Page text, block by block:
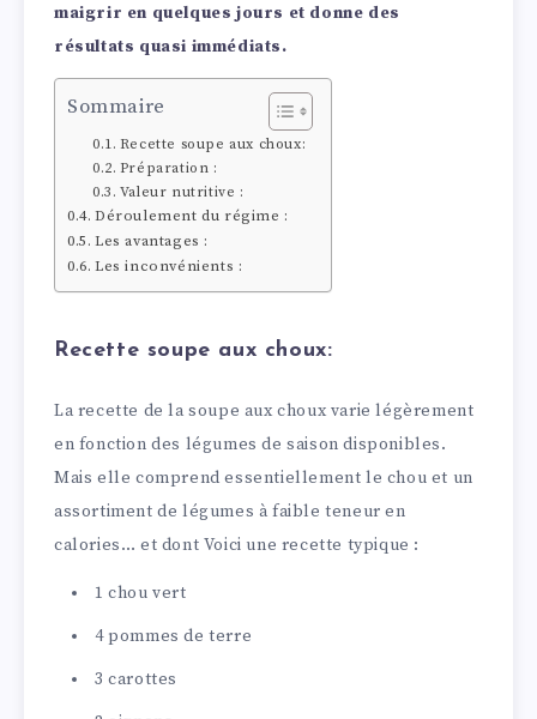
maigrir en quelques jours et donne des
résultats quasi immédiats.
Sommaire
Recette soupe aux choux:
Préparation :
Valeur nutritive :
Déroulement du régime :
Les avantages :
Les inconvénients :
Recette soupe aux choux:
La recette de la soupe aux choux varie légèrement
en fonction des légumes de saison disponibles.
Mais elle comprend essentiellement le chou et un
assortiment de légumes à faible teneur en
calories… et dont Voici une recette typique :
1 chou vert
4 pommes de terre
3 carottes